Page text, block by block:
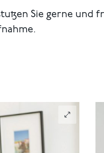
Sie gerne und